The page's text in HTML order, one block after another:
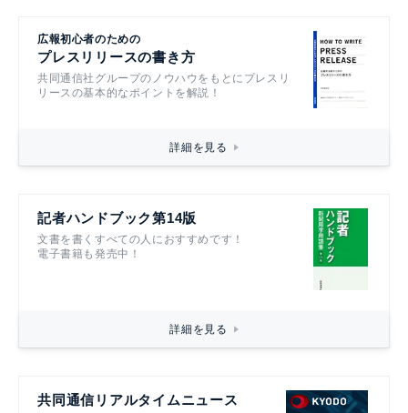
広報初心者のための
プレスリリースの書き方
共同通信社グループのノウハウをもとにプレスリ
リースの基本的なポイントを解説！
詳細を見る
記者ハンドブック第14版
文書を書くすべての人におすすめです！
電子書籍も発売中！
詳細を見る
共同通信リアルタイムニュース